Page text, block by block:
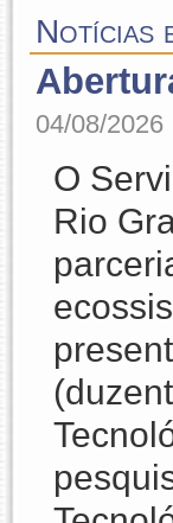
Notícias
04/08/2026
O
Rio